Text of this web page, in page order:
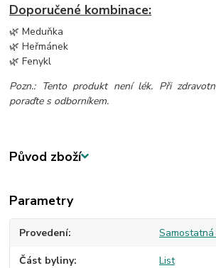
Doporučené kombinace:
🌿 Meduňka
🌿 Heřmánek
🌿 Fenykl
Pozn.: Tento produkt není lék. Při
poraďte s odborníkem.
Původ zboží
Parametry
Provedení
Část byliny List